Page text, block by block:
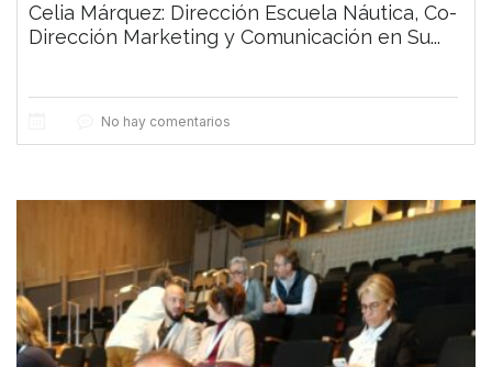
Celia Márquez: Dirección Escuela Náutica, Co-
Dirección Marketing y Comunicación en Su...
No hay comentarios